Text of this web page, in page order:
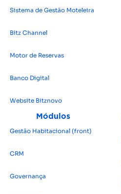
Sistema de Gestão Moteleira
Bitz Channel
Motor de Reservas
Banco Digital
Website Bitznovo
Módulos
Gestão Habitacional (front)
CRM
Governança